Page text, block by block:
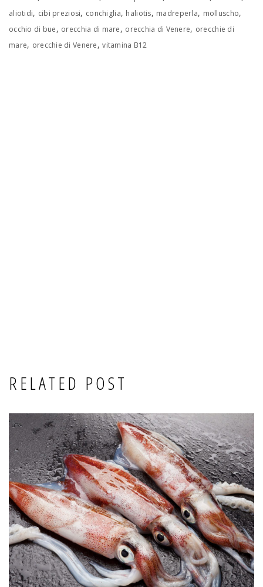
aliotidi, cibi preziosi, conchiglia, haliotis, madreperla, molluscho,
occhio di bue, orecchia di mare, orecchia di Venere, orecchie di
mare, orecchie di Venere,vitamina B12
RELATED POST